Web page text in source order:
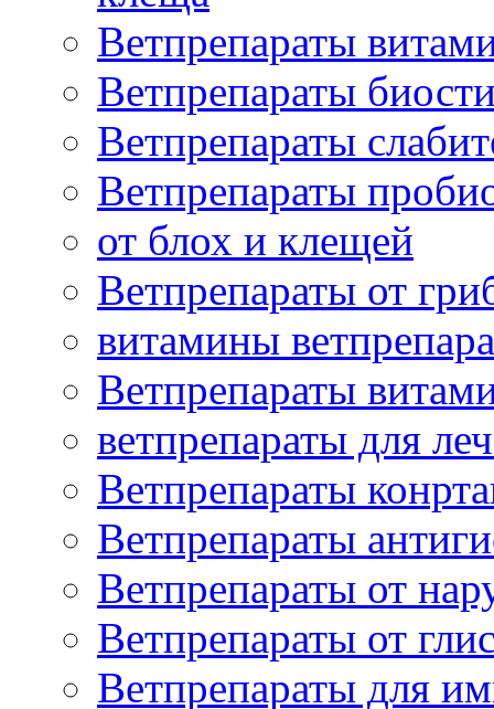
Ветпрепараты
Ветпрепараты
Ветпрепараты
Ветпрепараты
от блох и клещей
Ветпрепараты от
витамины
Ветпрепараты
ветпрепараты для
Ветпрепараты
Ветпрепараты
Ветпрепараты от
Ветпрепараты от
Ветпрепараты для